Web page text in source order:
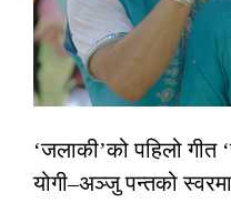
‘जलाकी’को पहिलो गीत
योगी–अञ्जु पन्तको